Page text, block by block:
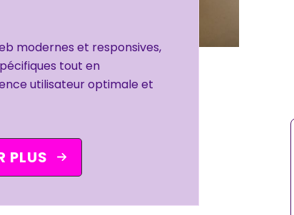
modernes et responsives,
tout en
utilisateur optimale et
PLUS